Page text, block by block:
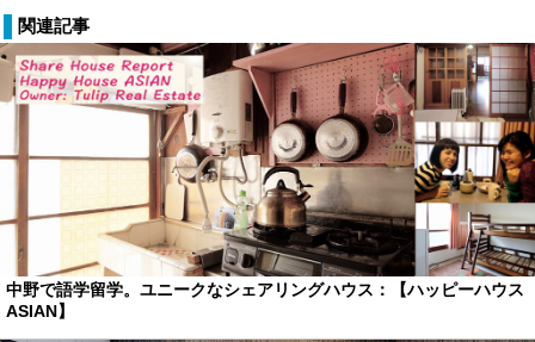
関連記事
中野で語学留学。ユニークなシェアリングハウス：【ハッピーハウス
ASIAN】